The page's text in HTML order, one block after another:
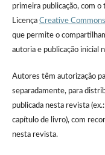
primeira publicação, com
Licença Creative
que permite o
autoria e publicação inicial
Autores têm autorização
separadamente, para
publicada nesta revista
capítulo de livro), com
nesta revista.